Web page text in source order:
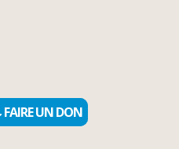
FAIRE UN DON